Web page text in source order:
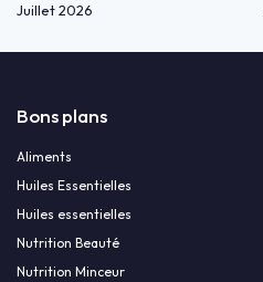
Juillet 2026
Bons plans
Aliments
Huiles Essentielles
Huiles essentielles
Nutrition Beauté
Nutrition Minceur